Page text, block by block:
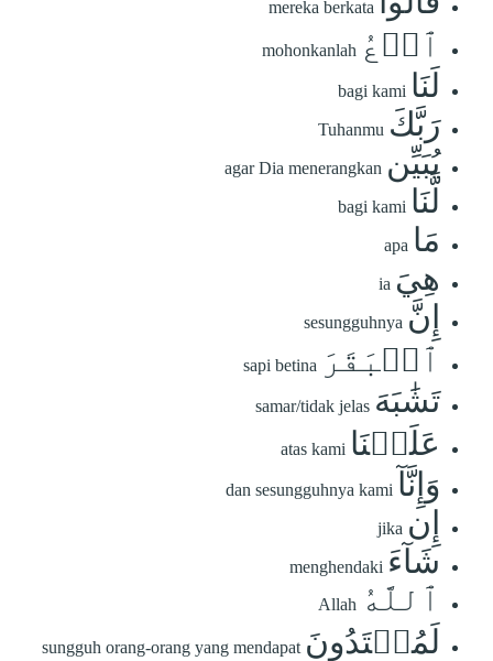
mereka berkata
ٱدۡعُ mohonkanlah
لَنَا bagi kami
رَبَّكَ Tuhanmu
يُبَيِّن agar Dia menerangkan
لَّنَا bagi kami
مَا apa
هِيَ ia
إِنَّ sesungguhnya
ٱلۡبَقَرَ sapi betina
تَشَٰبَهَ samar/tidak jelas
عَلَيۡنَا atas kami
وَإِنَّآ dan sesungguhnya kami
إِن jika
شَآءَ menghendaki
ٱللَّهُ Allah
لَمُهۡتَدُونَ sungguh orang-orang yang mendapat